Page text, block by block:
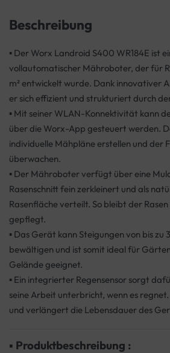
Beschreibung
▪ Der Worx Landroid S400 WR184E ist
vollautomatischer Mähroboter, der für
m² entwickelt wurde. Dank innovativer
er sich effizient und strukturiert durch
▪ Mit seiner WLAN-Konnektivität kann
über die Worx-App gesteuert werden.
individuelle Mähpläne erstellen und der
überwachen.
▪ Der Mähroboter verfügt über eine
Rasenschnitt fein zerkleinert und als
Rasenfläche verteilt. So bleibt der
gepflegt.
▪ Das Gerät kann Steigungen von bis zu
bewältigen und ist somit ideal für
Gelände geeignet.
▪ Ein integrierter Regensensor sorgt
seine Arbeit unterbricht, wenn es
und verlängert die Lebensdauer des
▪ Produktbeschreibung :